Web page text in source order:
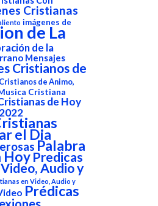
Cristianas
imágenes de
de La
de la
Mensajes
Cristianos de
de Animo,
Cristiana
de Hoy
el Dia
Palabra
HoyPredicas
Audio y
en Video, Audio y
Prédicas